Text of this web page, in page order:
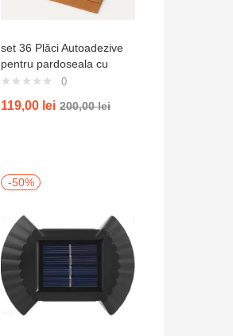
set 36 Plăci Autoadezive
pentru pardoseala cu
Aspect de Lemn Natural
0
119,00 lei 200,00lei
-50%